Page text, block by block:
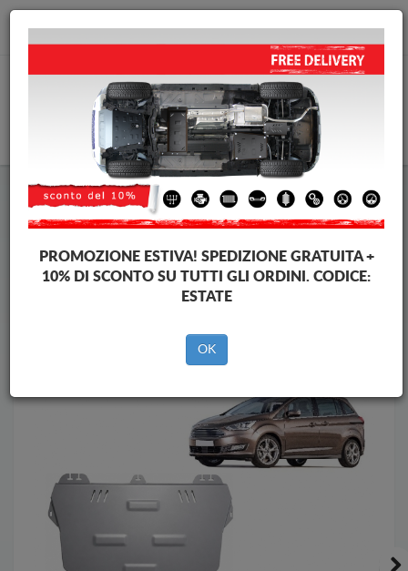
info@piastraparamotore.com
Piastra paramotore di acciaio Ford
Piastra paramotore di acciaio Ford C-Max
Brands
Brands
PROMOZIONE ESTIVA! SPEDIZIONE GRATUITA +
10% DI SCONTO SU TUTTI GLI ORDINI. CODICE:
ESTATE
OK